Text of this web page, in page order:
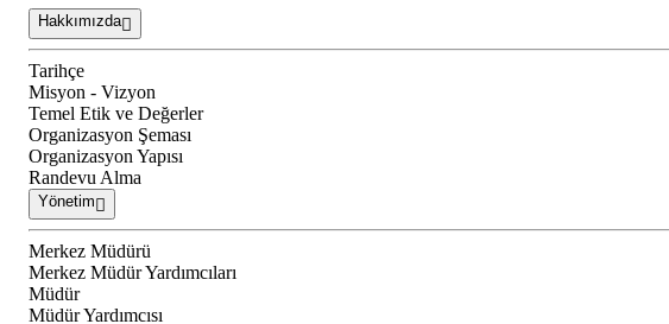
Hakkımızda
Tarihçe
Misyon - Vizyon
Temel Etik ve Değerler
Organizasyon Şeması
Organizasyon Yapısı
Randevu Alma
Yönetim
Merkez Müdürü
Merkez Müdür Yardımcıları
Müdür
Müdür Yardımcısı